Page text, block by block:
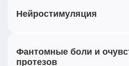
Нейростимуляция
Воздействуем слабыми
импульсами на нервную
Фантомные боли и
протезов